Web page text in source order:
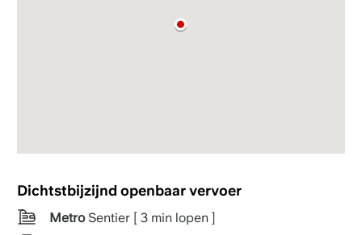
Dichtstbijzijnd openbaar vervoer
MetroSentier [ 3 min lopen ]